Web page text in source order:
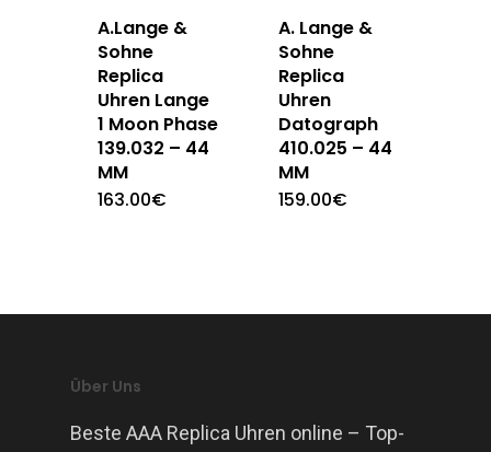
A.Lange &
Sohne
Replica
Uhren Lange
1 Moon Phase
139.032 – 44
MM
163.00€
A. Lange &
Sohne
Replica
Uhren
Datograph
410.025 – 44
MM
159.00€
Über Uns
Beste AAA Replica Uhren online – Top-